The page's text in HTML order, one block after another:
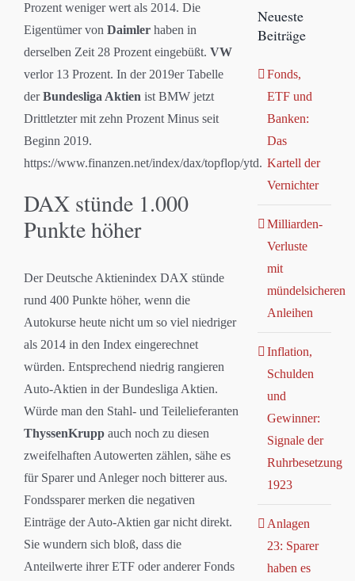
Prozent weniger wert als 2014. Die
Eigentümer von Daimler haben in
derselben Zeit 28 Prozent eingebüßt. VW
verlor 13 Prozent. In der 2019er Tabelle
derBundesliga Aktien ist BMW jetzt
Drittletzter mit zehn Prozent Minus seit
Beginn 2019.
https://www.finanzen.net/index/dax/topflop/ytd.
DAX stünde 1.000
Punkte höher
Der Deutsche Aktienindex DAX stünde
rund 400 Punkte höher, wenn die
Autokurse heute nicht um so viel niedriger
als 2014 in den Index eingerechnet
würden. Entsprechend niedrig rangieren
Auto-Aktien in der Bundesliga Aktien.
Würde man den Stahl- und Teilelieferanten
ThyssenKrupp auch noch zu diesen
zweifelhaften Autowerten zählen, sähe es
für Sparer und Anleger noch bitterer aus.
Fondssparer merken die negativen
Einträge der Auto-Aktien gar nicht direkt.
Sie wundern sich bloß, dass die
Anteilwerte ihrer ETF oder anderer Fonds
Neueste
Beiträge
Fonds,
ETF und
Banken:
Das
Kartell der
Vernichter
Milliarden-
Verluste
mit
mündelsicheren
Anleihen
Inflation,
Schulden
und
Gewinner:
Signale der
Ruhrbesetzung
1923
Anlagen
23: Sparer
haben es